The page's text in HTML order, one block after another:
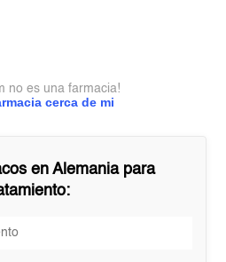
cerca de mi
no es una farmacia!
en Alemaniapara